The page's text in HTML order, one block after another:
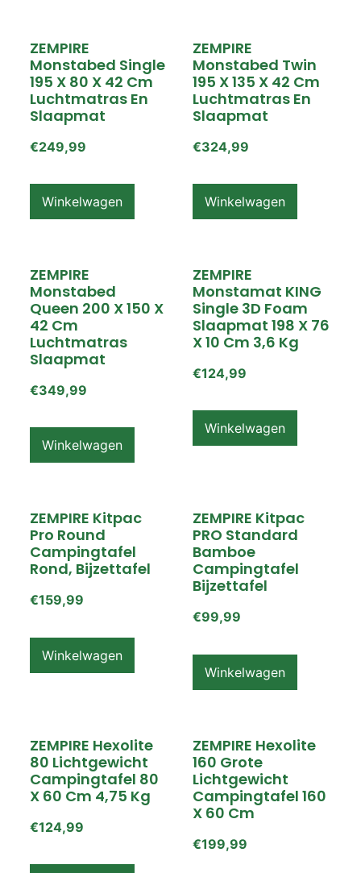
ZEMPIRE
Monstabed Single
195 X 80 X 42 Cm
Luchtmatras En
Slaapmat
€249,99
Winkelwagen
ZEMPIRE
Monstabed Twin
195 X 135 X 42 Cm
Luchtmatras En
Slaapmat
€324,99
Winkelwagen
ZEMPIRE
Monstabed
Queen 200 X 150 X
42 Cm
Luchtmatras
Slaapmat
€349,99
Winkelwagen
ZEMPIRE
Monstamat KING
Single 3D Foam
Slaapmat 198 X 76
X 10 Cm 3,6 Kg
€124,99
Winkelwagen
ZEMPIRE Kitpac
Pro Round
Campingtafel
Rond, Bijzettafel
€159,99
Winkelwagen
ZEMPIRE Kitpac
PRO Standard
Bamboe
Campingtafel
Bijzettafel
€99,99
Winkelwagen
ZEMPIRE Hexolite
80 Lichtgewicht
Campingtafel 80
X 60 Cm 4,75 Kg
€124,99
ZEMPIRE Hexolite
160 Grote
Lichtgewicht
Campingtafel 160
X 60 Cm
€199,99